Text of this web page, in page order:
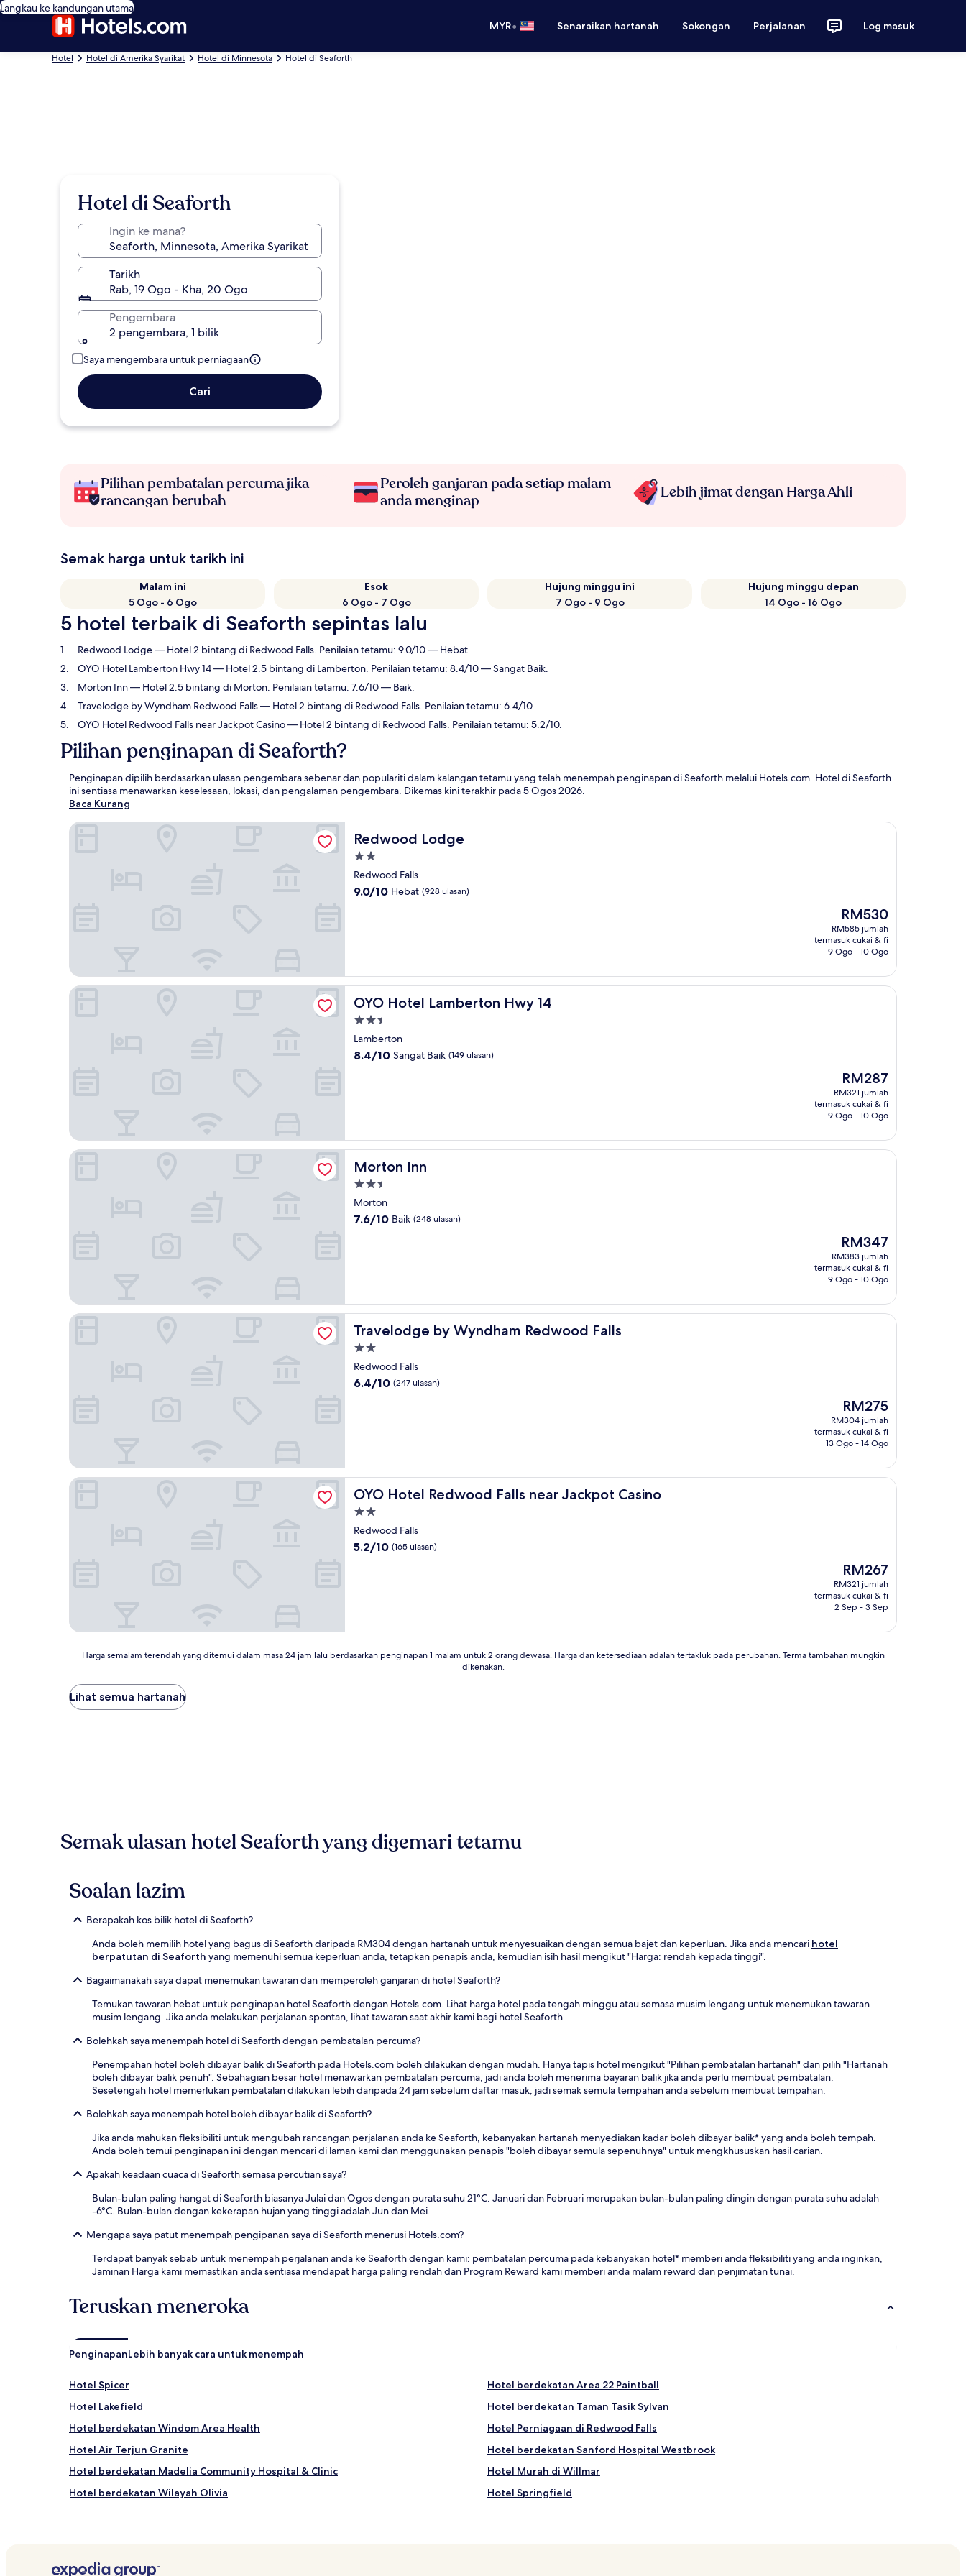
Langkau ke kandungan utama
MYR• Senaraikan hartanah Sokongan Perjalanan Log masuk
Hotel Hotel di Amerika Syarikat Hotel di Minnesota Hotel di Seaforth
Hotel di Seaforth
Ingin ke mana?
Tarikh
Rab, 19 Ogo - Kha, 20 Ogo
Pengembara
2 pengembara, 1 bilik
Saya mengembara untuk perniagaan
Cari
Pilihan pembatalan percuma jika
rancangan berubah
Peroleh ganjaran pada setiap malam
anda menginap
Lebih jimat dengan Harga Ahli
Semak harga untuk tarikh ini
Malam ini
5 Ogo - 6 Ogo
Esok
6 Ogo - 7 Ogo
Hujung minggu ini
7 Ogo - 9 Ogo
Hujung minggu depan
14 Ogo - 16 Ogo
5 hotel terbaik di Seaforth sepintas lalu
Redwood Lodge— Hotel 2 bintang di Redwood Falls. Penilaian tetamu: 9.0/10 — Hebat.
OYO Hotel Lamberton Hwy 14— Hotel 2.5 bintang di Lamberton. Penilaian tetamu: 8.4/10 — Sangat Baik.
Morton Inn— Hotel 2.5 bintang di Morton. Penilaian tetamu: 7.6/10 — Baik.
Travelodge by Wyndham Redwood Falls— Hotel 2 bintang di Redwood Falls. Penilaian tetamu: 6.4/10.
OYO Hotel Redwood Falls near Jackpot Casino— Hotel 2 bintang di Redwood Falls. Penilaian tetamu: 5.2/10.
Pilihan penginapan di Seaforth?
Penginapan dipilih berdasarkan ulasan pengembara sebenar dan populariti dalam kalangan tetamu yang telah menempah penginapan di Seaforth melalui Hotels.com. Hotel di Seaforth
ini sentiasa menawarkan keselesaan, lokasi, dan pengalaman pengembara. Dikemas kini terakhir pada5 Ogos 2026.
Baca Kurang
Redwood Lodge
Redwood Lodge
Hartanah
2.0
bintang
Redwood Falls
9.0
9.0/10 Hebat (928 ulasan)
Harga
ialah
RM530
RM530
RM585 jumlah
termasuk cukai & fi
9 Ogo - 10 Ogo
Redwood Lodge
OYO Hotel Lamberton Hwy 14
OYO Hotel Lamberton Hwy 14
Hartanah
2.5
bintang
Lamberton
8.4
8.4/10 Sangat Baik (149 ulasan)
Harga
ialah
RM287
RM287
RM321 jumlah
termasuk cukai & fi
9 Ogo - 10 Ogo
OYO Hotel Lamberton Hwy 14
Morton Inn
Morton Inn
Hartanah
2.5
bintang
Morton
7.6
7.6/10 Baik (248 ulasan)
Harga
ialah
RM347
RM347
RM383 jumlah
termasuk cukai & fi
9 Ogo - 10 Ogo
Morton Inn
Travelodge by Wyndham Redwood Falls
Travelodge by Wyndham Redwood Falls
Hartanah
2.0
bintang
Redwood Falls
6.4
6.4/10 (247 ulasan)
Harga
ialah
RM275
RM275
RM304 jumlah
termasuk cukai & fi
13 Ogo - 14 Ogo
Travelodge by Wyndham Redwood Falls
OYO Hotel Redwood Falls near Jackpot Casino
OYO Hotel Redwood Falls near Jackpot Casino
Hartanah
2.0
bintang
Redwood Falls
5.2
5.2/10 (165 ulasan)
Harga
ialah
RM267
RM267
RM321 jumlah
termasuk cukai & fi
2 Sep - 3 Sep
OYO Hotel Redwood Falls near Jackpot Casino
Harga
terendah
yang
ditemui
untuk
2
Harga
dan
ketersediaan
adalah
tertakluk
perubahan.
Terma
mungkin
dikenakan.
Harga semalam terendah yang ditemui dalam masa 24 jam lalu berdasarkan penginapan 1 malam untuk 2 orang dewasa. Harga dan ketersediaan adalah tertakluk pada perubahan. Terma tambahan mungkin
dikenakan.
Lihat semua hartanah
Semak ulasan hotel Seaforth yang digemari tetamu
Soalan lazim
Berapakah kos bilik hotel di Seaforth?
Anda boleh memilih hotel yang bagus di Seaforth daripada RM304 dengan hartanah untuk menyesuaikan dengan semua bajet dan keperluan. Jika anda mencari hotel
berpatutan di Seaforth yang memenuhi semua keperluan anda, tetapkan penapis anda, kemudian isih hasil mengikut "Harga: rendah kepada tinggi".
Bagaimanakah saya dapat menemukan tawaran dan memperoleh ganjaran di hotel Seaforth?
Temukan tawaran hebat untuk penginapan hotel Seaforth dengan Hotels.com. Lihat harga hotel pada tengah minggu atau semasa musim lengang untuk menemukan tawaran
musim lengang. Jika anda melakukan perjalanan spontan, lihat tawaran saat akhir kami bagi hotel Seaforth.
Bolehkah saya menempah hotel di Seaforth dengan pembatalan percuma?
Penempahan hotel boleh dibayar balik di Seaforth pada Hotels.com boleh dilakukan dengan mudah. Hanya tapis hotel mengikut "Pilihan pembatalan hartanah" dan pilih "Hartanah
boleh dibayar balik penuh". Sebahagian besar hotel menawarkan pembatalan percuma, jadi anda boleh menerima bayaran balik jika anda perlu membuat pembatalan.
Sesetengah hotel memerlukan pembatalan dilakukan lebih daripada 24 jam sebelum daftar masuk, jadi semak semula tempahan anda sebelum membuat tempahan.
Bolehkah saya menempah hotel boleh dibayar balik di Seaforth?
Jika anda mahukan fleksibiliti untuk mengubah rancangan perjalanan anda ke Seaforth, kebanyakan hartanah menyediakan kadar boleh dibayar balik* yang anda boleh tempah.
Anda boleh temui penginapan ini dengan mencari di laman kami dan menggunakan penapis "boleh dibayar semula sepenuhnya" untuk mengkhususkan hasil carian.
Apakah keadaan cuaca di Seaforth semasa percutian saya?
Bulan-bulan paling hangat di Seaforth biasanya Julai dan Ogos dengan purata suhu 21°C. Januari dan Februari merupakan bulan-bulan paling dingin dengan purata suhu adalah
-6°C. Bulan-bulan dengan kekerapan hujan yang tinggi adalah Jun dan Mei.
Mengapa saya patut menempah pengipanan saya di Seaforth menerusi Hotels.com?
Terdapat banyak sebab untuk menempah perjalanan anda ke Seaforth dengan kami: pembatalan percuma pada kebanyakan hotel* memberi anda fleksibiliti yang anda inginkan,
Jaminan Harga kami memastikan anda sentiasa mendapat harga paling rendah dan Program Reward kami memberi anda malam reward dan penjimatan tunai.
Teruskan meneroka
PenginapanLebih banyak cara untuk menempah
Hotel Spicer
Hotel berdekatan Area 22 Paintball
Hotel Lakefield
Hotel berdekatan Taman Tasik Sylvan
Hotel berdekatan Windom Area Health
Hotel Perniagaan di Redwood Falls
Hotel Air Terjun Granite
Hotel berdekatan Sanford Hospital Westbrook
Hotel berdekatan Madelia Community Hospital & Clinic
Hotel Murah di Willmar
Hotel berdekatan Wilayah Olivia
Hotel Springfield